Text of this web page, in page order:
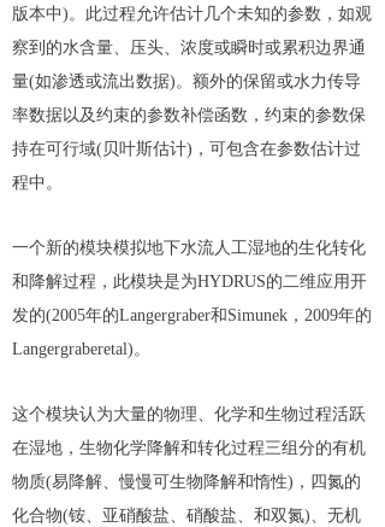
版本中)。此过程允许估计几个未知的参数，如观
察到的水含量、压头、浓度或瞬时或累积边界通
量(如渗透或流出数据)。额外的保留或水力传导
率数据以及约束的参数补偿函数，约束的参数保
持在可行域(贝叶斯估计)，可包含在参数估计过
程中。
一个新的模块模拟地下水流人工湿地的生化转化
和降解过程，此模块是为HYDRUS的二维应用开
发的(2005年的Langergraber和Simunek，2009年的
Langergraberetal)。
这个模块认为大量的物理、化学和生物过程活跃
在湿地，生物化学降解和转化过程三组分的有机
物质(易降解、慢慢可生物降解和惰性)，四氮的
化合物(铵、亚硝酸盐、硝酸盐、和双氮)、无机